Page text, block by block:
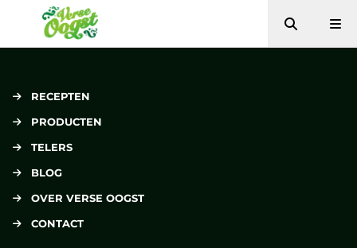
Verse Oogst
Zoeken
RECEPTEN
PRODUCTEN
TELERS
BLOG
OVER VERSE OOGST
CONTACT